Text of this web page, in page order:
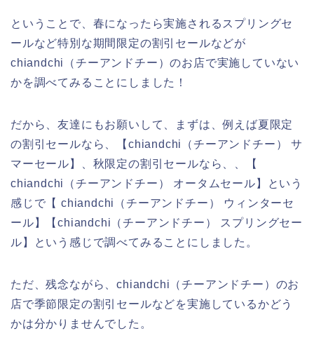
ということで、春になったら実施されるスプリングセ
ールなど特別な期間限定の割引セールなどが
chiandchi（チーアンドチー）のお店で実施していない
かを調べてみることにしました！
だから、友達にもお願いして、まずは、例えば夏限定
の割引セールなら、【chiandchi（チーアンドチー） サ
マーセール】、秋限定の割引セールなら、、【
chiandchi（チーアンドチー） オータムセール】という
感じで【 chiandchi（チーアンドチー） ウィンターセ
ール】【chiandchi（チーアンドチー） スプリングセー
ル】という感じで調べてみることにしました。
ただ、残念ながら、chiandchi（チーアンドチー）のお
店で季節限定の割引セールなどを実施しているかどう
かは分かりませんでした。